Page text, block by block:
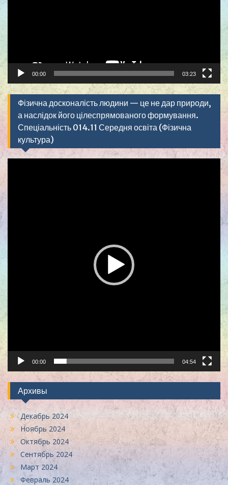
00:00 03:23
Фізична досконалість людини — це не дар природи,
а наслідок його цілеспрямованого формування.
Спеціальність 014.11 Середня освіта (Фізична
культура)
Видеоплеер
00:00 04:54
Архивы
Декабрь 2024
Ноябрь 2024
Октябрь 2024
Сентябрь 2024
Март 2024
Февраль 2024